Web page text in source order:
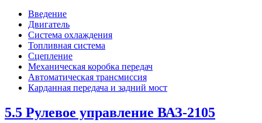
Введение
Двигатель
Система охлаждения
Топливная система
Сцепление
Механическая коробка передач
Автоматическая трансмиссия
Карданная передача и задний мост
5.5 Рулевое управление ВАЗ-2105